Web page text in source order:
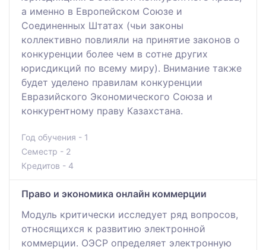
а именно в Европейском Союзе и
Соединенных Штатах (чьи законы
коллективно повлияли на принятие законов о
конкуренции более чем в сотне других
юрисдикций по всему миру). Внимание также
будет уделено правилам конкуренции
Евразийского Экономического Союза и
конкурентному праву Казахстана.
Год обучения - 1
Семестр - 2
Кредитов - 4
Право и экономика онлайн коммерции
Модуль критически исследует ряд вопросов,
относящихся к развитию электронной
коммерции. ОЭСР определяет электронную